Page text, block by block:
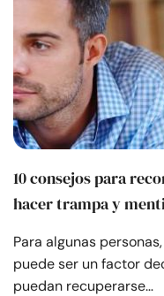
10 consejos para
hacer trampa y
Para algunas
puede ser un factor
puedan recuperarse…